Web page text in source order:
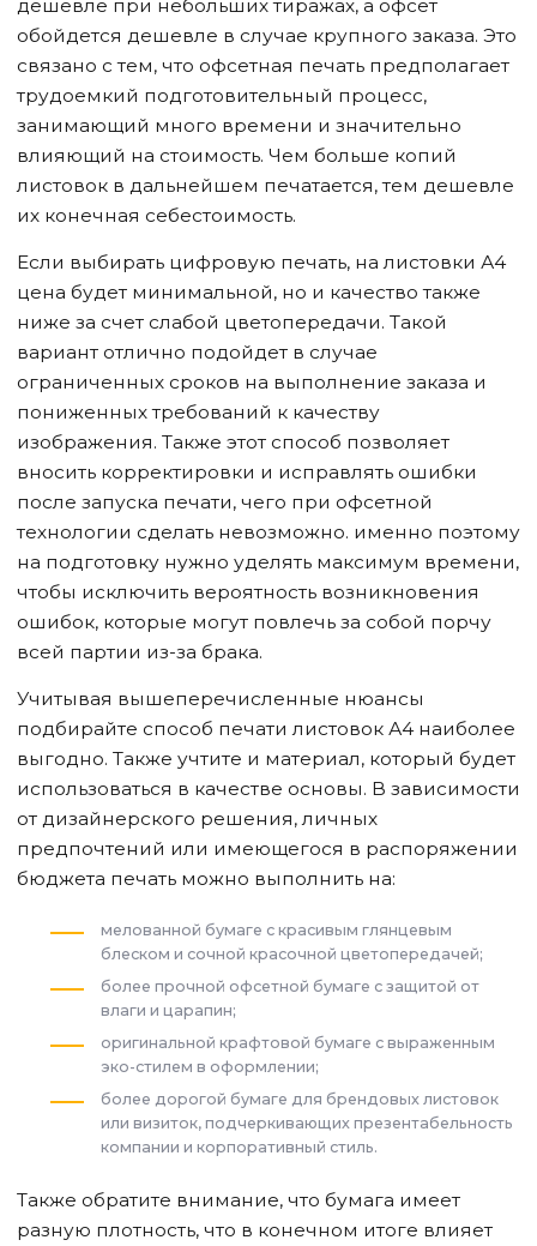
дешевле при небольших тиражах, а офсет
обойдется дешевле в случае крупного заказа. Это
связано с тем, что офсетная печать предполагает
трудоемкий подготовительный процесс,
занимающий много времени и значительно
влияющий на стоимость. Чем больше копий
листовок в дальнейшем печатается, тем дешевле
их конечная себестоимость.
Если выбирать цифровую печать, на листовки А4
цена будет минимальной, но и качество также
ниже за счет слабой цветопередачи. Такой
вариант отлично подойдет в случае
ограниченных сроков на выполнение заказа и
пониженных требований к качеству
изображения. Также этот способ позволяет
вносить корректировки и исправлять ошибки
после запуска печати, чего при офсетной
технологии сделать невозможно. именно поэтому
на подготовку нужно уделять максимум времени,
чтобы исключить вероятность возникновения
ошибок, которые могут повлечь за собой порчу
всей партии из-за брака.
Учитывая вышеперечисленные нюансы
подбирайте способ печати листовок А4 наиболее
выгодно. Также учтите и материал, который будет
использоваться в качестве основы. В зависимости
от дизайнерского решения, личных
предпочтений или имеющегося в распоряжении
бюджета печать можно выполнить на:
мелованной бумаге с красивым глянцевым
блеском и сочной красочной цветопередачей;
более прочной офсетной бумаге с защитой от
влаги и царапин;
оригинальной крафтовой бумаге с выраженным
эко-стилем в оформлении;
более дорогой бумаге для брендовых листовок
или визиток, подчеркивающих презентабельность
компании и корпоративный стиль.
Также обратите внимание, что бумага имеет
разную плотность, что в конечном итоге влияет